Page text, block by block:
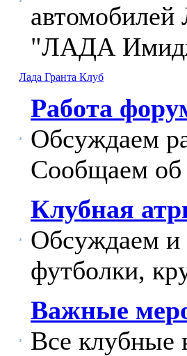
"ЛАДА
Лада Гранта Клуб
Работа
Обсуждаем
Сообщаем об
Клубная
Обсуждаем и
футболки,
Важные
Все клубные